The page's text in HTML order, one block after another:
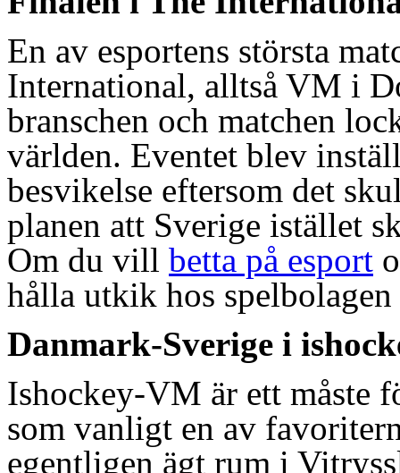
En av esportens största
International, alltså VM i
branschen och matchen
världen. Eventet blev
besvikelse eftersom det
planen att Sverige istället
Om du vill betta på esport
hålla utkik hos
Danmark-Sverige i
Ishockey-VM är ett måste
som vanligt en av
egentligen ägt rum i